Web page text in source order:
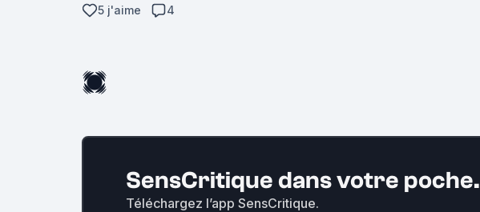
5 j'aime
4
SensCritique dans votre poche.
Téléchargez l’app SensCritique.